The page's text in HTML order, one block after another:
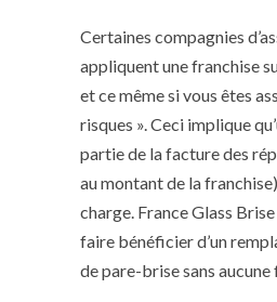
Certaines compagnies
appliquent une franchise
et ce même si vous êtes
risques ». Ceci implique
partie de la facture des
au montant de la
charge. France Glass Brise
faire bénéficier d’un
de pare-brise sans aucune